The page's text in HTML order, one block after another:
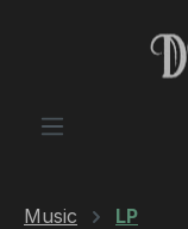
Skip to main
Music LP